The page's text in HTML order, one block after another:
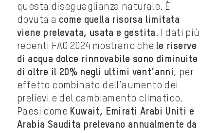
questa diseguaglianza naturale. È
dovuta a come quella risorsa limitata
viene prelevata, usata e gestita . I dati più
recenti FAO 2024 mostrano che le riserve
di acqua dolce rinnovabile sono diminuite
di oltre il 20% negli ultimi vent’anni, per
effetto combinato dell’aumento dei
prelievi e del cambiamento climatico.
Paesi come Kuwait, Emirati Arabi Uniti e
Arabia Saudita prelevano annualmente da